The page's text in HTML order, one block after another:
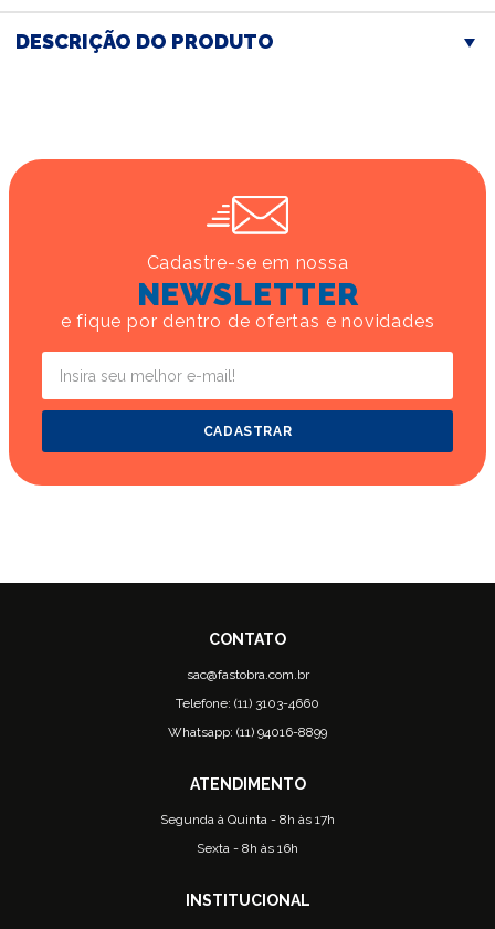
DESCRIÇÃO DO PRODUTO
Cadastre-se em nossa
NEWSLETTER
e fique por dentro de ofertas e novidades
CADASTRAR
sac@fastobra.com.br
Telefone: (11) 3103-4660
Whatsapp: (11) 94016-8899
Segunda à Quinta - 8h às 17h
Sexta - 8h às 16h